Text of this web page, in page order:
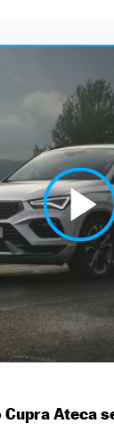
Cupra Ateca